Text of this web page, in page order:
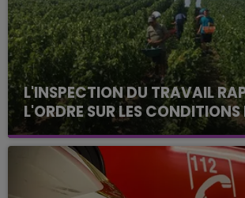
L'INSPECTION DU TRAVAIL
L'ORDRE SUR LES CONDITIONS
Alors que les dates de début des
s'est avéré être plus précoce que
l'inspection du Travail en profite
les conditions de...